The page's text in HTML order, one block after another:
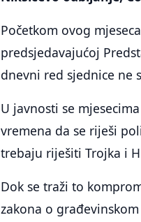
Početkom ovog
predsjedavajućoj
dnevni red sjednice ne
U javnosti se
vremena da se riješi
trebaju riješiti Trojka i
Dok se traži to
zakona o